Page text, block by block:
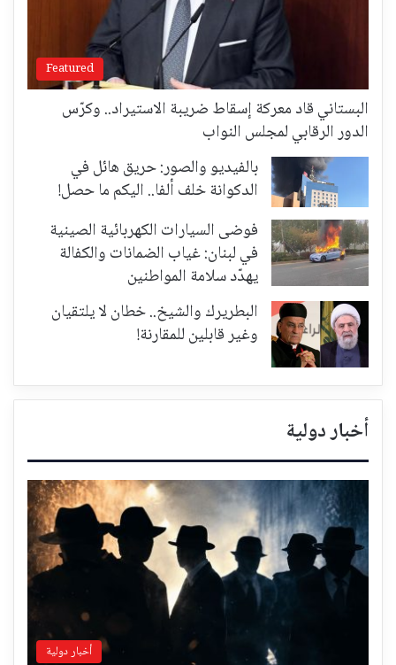
Featured
البستاني قاد معركة إسقاط ضريبة الاستيراد.. وكرّس
الدور الرقابي لمجلس النواب
بالفيديو والصور: حريق هائل في
الدكوانة خلف ألفا.. اليكم ما حصل!
فوضى السيارات الكهربائية الصينية
في لبنان: غياب الضمانات والكفالة
يهدّد سلامة المواطنين
البطريرك والشيخ.. خطان لا يلتقيان
وغير قابلين للمقارنة!
أخبار دولية
أخبار دولية